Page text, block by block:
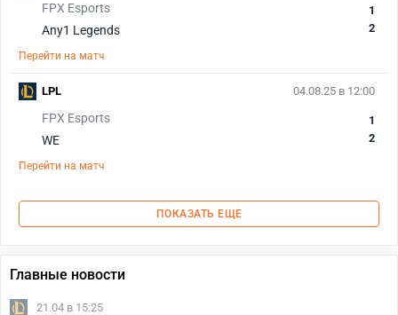
FPX Esports
Any1 Legends
1
2
Перейти на матч
04.08.25 в 12:00
FPX Esports
WE
1
2
Перейти на матч
LPL
ПОКАЗАТЬ ЕЩЕ
Главные новости
21.04 в 15:25